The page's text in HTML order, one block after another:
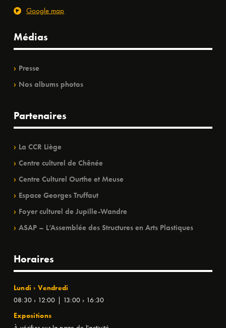
Google map
Médias
Presse
Nos albums photos
Partenaires
La CCR Liège
Centre culturel de Chênée
Centre Culturel Ourthe et Meuse
Espace Georges Truffaut
Foyer culturel de Jupille-Wandre
ASAP – L’Assemblée des Structures en Arts Plastiques
Horaires
Lundi › Vendredi
08:30 › 12:00 | 13:00 › 16:30
Expositions